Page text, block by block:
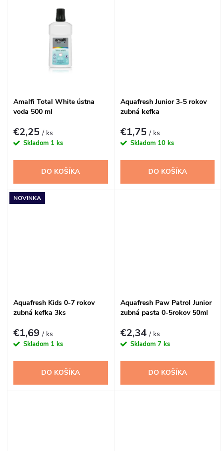
o
v
o
v
Amalfi Total White ústna
voda 500 ml
€2,25/ ks
Skladom 1 ks
DO KOŠÍKA
Aquafresh Junior 3-5 rokov
zubná kefka
€1,75/ ks
Skladom 10 ks
DO KOŠÍKA
NOVINKA
Aquafresh Kids 0-7 rokov
zubná kefka 3ks
€1,69/ ks
Skladom 1 ks
DO KOŠÍKA
Aquafresh Paw Patrol Junior
zubná pasta 0-5rokov 50ml
€2,34/ ks
Skladom 7 ks
DO KOŠÍKA